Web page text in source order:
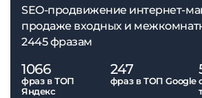
SEO-продвижение интернет-
продаже входных и
2445 фразам
1066
фраз в ТОП
Яндекс
247
фраз в ТОП Google